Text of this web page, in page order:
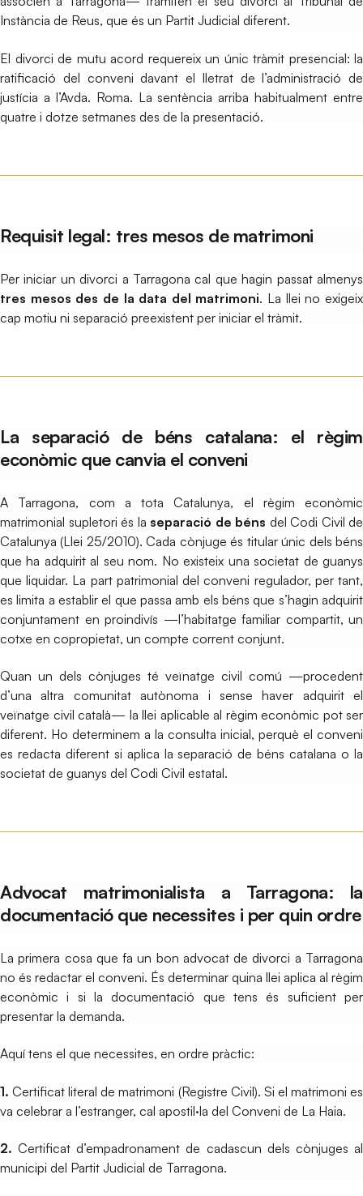
Instància de Reus, que és un Partit Judicial diferent.
El divorci de mutu acord requereix un únic tràmit presencial: la
ratificació del conveni davant el lletrat de l’administració de
justícia a l’Avda. Roma. La sentència arriba habitualment entre
quatre i dotze setmanes des de la presentació.
Requisit legal: tres mesos de matrimoni
Per iniciar un divorci a Tarragona cal que hagin passat almenys
tres mesos des de la data del matrimoni. La llei no exigeix
cap motiu ni separació preexistent per iniciar el tràmit.
La separació de béns catalana: el règim
econòmic que canvia el conveni
A Tarragona, com a tota Catalunya, el règim econòmic
matrimonial supletori és la separació de béns del Codi Civil de
Catalunya (Llei 25/2010). Cada cònjuge és titular únic dels béns
que ha adquirit al seu nom. No existeix una societat de guanys
que liquidar. La part patrimonial del conveni regulador, per tant,
es limita a establir el que passa amb els béns que s’hagin adquirit
conjuntament en proindivís —l’habitatge familiar compartit, un
cotxe en copropietat, un compte corrent conjunt.
Quan un dels cònjuges té veïnatge civil comú —procedent
d’una altra comunitat autònoma i sense haver adquirit el
veïnatge civil català— la llei aplicable al règim econòmic pot ser
diferent. Ho determinem a la consulta inicial, perquè el conveni
es redacta diferent si aplica la separació de béns catalana o la
societat de guanys del Codi Civil estatal.
Advocat matrimonialista a Tarragona: la
documentació que necessites i per quin ordre
La primera cosa que fa un bon advocat de divorci a Tarragona
no és redactar el conveni. És determinar quina llei aplica al règim
econòmic i si la documentació que tens és suficient per
presentar la demanda.
Aquí tens el que necessites, en ordre pràctic:
1. Certificat literal de matrimoni (Registre Civil). Si el matrimoni es
va celebrar a l’estranger, cal apostil·la del Conveni de La Haia.
2. Certificat d’empadronament de cadascun dels cònjuges al
municipi del Partit Judicial de Tarragona.